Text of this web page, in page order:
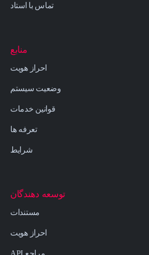
تماس با استاد
منابع
احراز هویت
وضعیت سیستم
قوانین خدمات
تعرفه ها
شرایط
توسعه دهندگان
مستندات
احراز هویت
مراجع API